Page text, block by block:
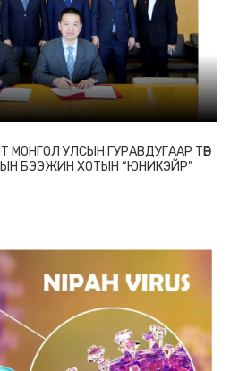
УЛСЫН ГУРАВДУГААР ТӨВ
БЭЭЖИН ХОТЫН “ЮНИКЭЙР”